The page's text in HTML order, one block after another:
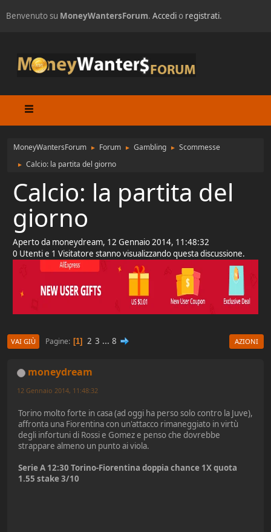
Benvenuto su MoneyWantersForum. Accedio registrati.
MoneyWantersForum ► Forum ► Gambling ► Scommesse
► Calcio: la partita del giorno
Calcio: la partita del
giorno
Aperto da moneydream, 12 Gennaio 2014, 11:48:32
0 Utenti e 1 Visitatore stanno visualizzando questa discussione.
VAI GIÙ Pagine 1 2 3 ... 8 AZIONI
moneydream
12 Gennaio 2014, 11:48:32
Torino molto forte in casa (ad oggi ha perso solo contro la Juve),
affronta una Fiorentina con un'attacco rimaneggiato in virtù
degli infortuni di Rossi e Gomez e penso che dovrebbe
strappare almeno un punto ai viola.
Serie A 12:30 Torino-Fiorentina doppia chance 1X quota
1.55 stake 3/10